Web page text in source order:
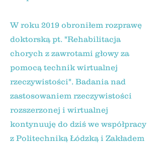
W roku 2019 obroniłem rozprawę
doktorską pt. "Rehabilitacja
chorych z zawrotami głowy za
pomocą technik wirtualnej
rzeczywistości". Badania nad
zastosowaniem rzeczywistości
rozszerzonej i wirtualnej
kontynuuję do dziś we współpracy
z Politechniką Łódzką i Zakładem